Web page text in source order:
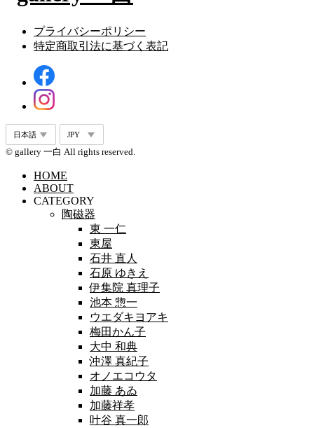
プライバシーポリシー
特定商取引法に基づく表記
© gallery 一白 All rights reserved.
HOME
ABOUT
CATEGORY
陶磁器
東 一仁
東屋
石井 直人
石原 ゆきえ
伊集院 真理子
池本 惣一
ウエダキヨアキ
梅田かん子
大中 和典
沖澤 真紀子
オノエコウタ
加藤 あゐ
加藤祥孝
叶谷 真一郎